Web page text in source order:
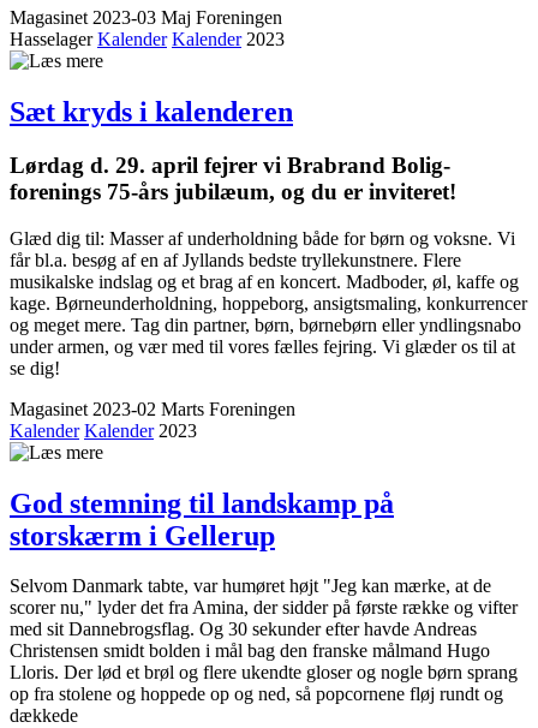
Magasinet 2023-03 Maj Foreningen
Hasselager Kalender Kalender2023
Sæt kryds i kalenderen
Lørdag d. 29. april fejrer vi Brabrand Bolig­
forenings 75-års jubilæum, og du er inviteret!
Glæd dig til: Masser af underholdning både for børn og voksne. Vi
får bl.a. besøg af en af Jyllands bedste tryllekunstnere. Flere
musikalske indslag og et brag af en koncert. Madboder, øl, kaffe og
kage. Børneunderholdning, hoppeborg, ansigtsmaling, konkurrencer
og meget mere. Tag din partner, børn, børnebørn eller yndlingsnabo
under armen, og vær med til vores fælles fejring. Vi glæder os til at
se dig!
Magasinet 2023-02 Marts Foreningen
Kalender Kalender2023
God stemning til landskamp på
storskærm i Gellerup
Selvom Danmark tabte, var humøret højt "Jeg kan mærke, at de
scorer nu," lyder det fra Amina, der sidder på første række og vifter
med sit Dannebrogsflag. Og 30 sekunder efter havde Andreas
Christensen smidt bolden i mål bag den franske målmand Hugo
Lloris. Der lød et brøl og flere ukendte gloser og nogle børn sprang
op fra stolene og hoppede op og ned, så popcornene fløj rundt og
dækkede